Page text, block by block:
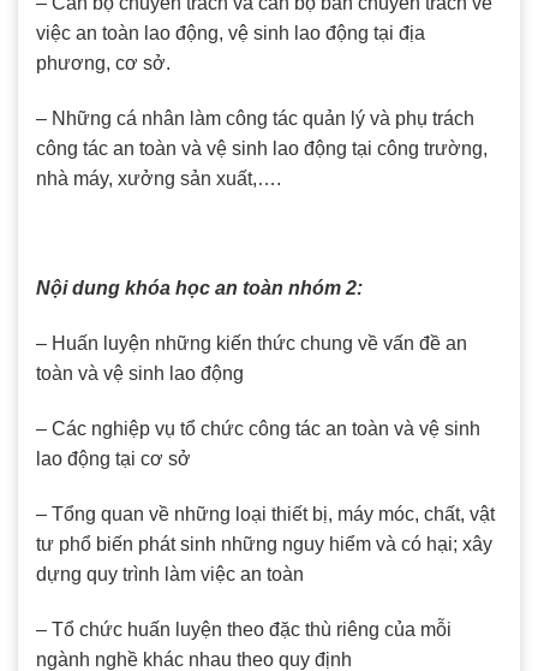
việc an toàn lao động, vệ sinh lao động tại địa
phương, cơ sở.
– Những cá nhân làm công tác quản lý và phụ trách
công tác an toàn và vệ sinh lao động tại công trường,
nhà máy, xưởng sản xuất,….
Nội dung khóa học an toàn nhóm 2:
– Huấn luyện những kiến thức chung về vấn đề an
toàn và vệ sinh lao động
– Các nghiệp vụ tổ chức công tác an toàn và vệ sinh
lao động tại cơ sở
– Tổng quan về những loại thiết bị, máy móc, chất, vật
tư phổ biến phát sinh những nguy hiểm và có hại; xây
dựng quy trình làm việc an toàn
– Tổ chức huấn luyện theo đặc thù riêng của mỗi
ngành nghề khác nhau theo quy định